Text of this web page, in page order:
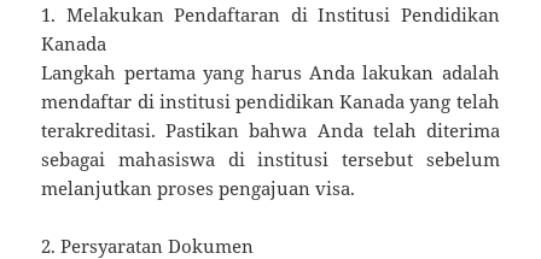
1. Melakukan Pendaftaran di Institusi Pendidikan
Kanada
Langkah pertama yang harus Anda lakukan adalah
mendaftar di institusi pendidikan Kanada yang telah
terakreditasi. Pastikan bahwa Anda telah diterima
sebagai mahasiswa di institusi tersebut sebelum
melanjutkan proses pengajuan visa.
2. Persyaratan Dokumen